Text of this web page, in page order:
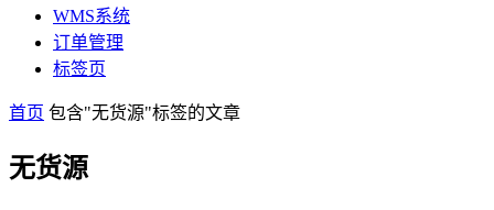
WMS系统
订单管理
标签页
首页 包含"无货源"标签的文章
无货源